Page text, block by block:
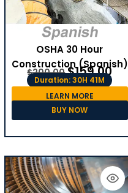
OSHA 30 Hour
Construction (Spanish)
$200.00 $159.00
Duration: 30H 41M
LEARN MORE
BUY NOW